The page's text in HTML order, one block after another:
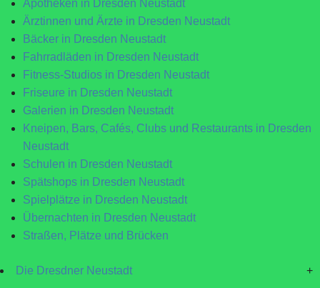
Apotheken in Dresden Neustadt
Ärztinnen und Ärzte in Dresden Neustadt
Bäcker in Dresden Neustadt
Fahrradläden in Dresden Neustadt
Fitness-Studios in Dresden Neustadt
Friseure in Dresden Neustadt
Galerien in Dresden Neustadt
Kneipen, Bars, Cafés, Clubs und Restaurants in Dresden
Neustadt
Schulen in Dresden Neustadt
Spätshops in Dresden Neustadt
Spielplätze in Dresden Neustadt
Übernachten in Dresden Neustadt
Straßen, Plätze und Brücken
Die Dresdner Neustadt +